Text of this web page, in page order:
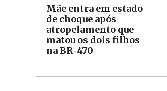
Mãe entra em estado
de choque após
atropelamento que
matou os dois filhos
na BR-470